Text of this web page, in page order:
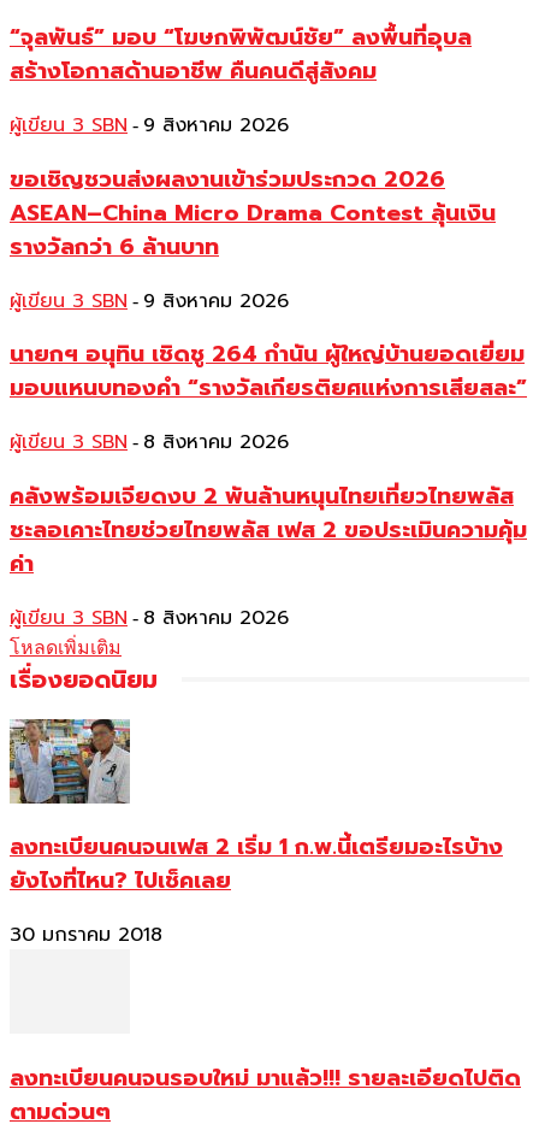
“จุลพันธ์” มอบ “โฆษกพิพัฒน์ชัย” ลงพื้นที่อุบล
สร้างโอกาสด้านอาชีพ คืนคนดีสู่สังคม
ผู้เขียน 3 SBN - 9 สิงหาคม 2026
ขอเชิญชวนส่งผลงานเข้าร่วมประกวด 2026
ASEAN–China Micro Drama Contest ลุ้นเงิน
รางวัลกว่า 6 ล้านบาท
ผู้เขียน 3 SBN - 9 สิงหาคม 2026
นายกฯ อนุทิน เชิดชู 264 กำนัน ผู้ใหญ่บ้านยอดเยี่ยม
มอบแหนบทองคำ “รางวัลเกียรติยศแห่งการเสียสละ”
ผู้เขียน 3 SBN - 8 สิงหาคม 2026
คลังพร้อมเจียดงบ 2 พันล้านหนุนไทยเที่ยวไทยพลัส
ชะลอเคาะไทยช่วยไทยพลัส เฟส 2 ขอประเมินความคุ้ม
ค่า
ผู้เขียน 3 SBN - 8 สิงหาคม 2026
โหลดเพิ่มเติม
เรื่องยอดนิยม
ลงทะเบียนคนจนเฟส 2 เริ่ม 1 ก.พ.นี้เตรียมอะไรบ้าง
ยังไงที่ไหน? ไปเช็คเลย
30 มกราคม 2018
ลงทะเบียนคนจนรอบใหม่ มาแล้ว!!! รายละเอียดไปติด
ตามด่วนๆ